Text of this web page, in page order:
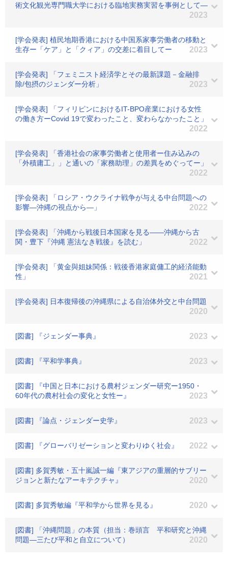
術文化観光専門職大学における臨地実務実習を事例として―
2023
[学会発表] 植民地期香港における中国系家事労働者の移動と
生存ー「ケア」と「クィア」の交差に着目してー
2023
[学会発表] 「フェミニスト経済学とその最新課題－金融排
除/包摂のジェンダー分析」
2023
[学会発表] 「フィリピンにおけるIT-BPO産業における女性
の働き方ーCovid 19で変わったこと、変わらなかったこと」
2022
[学会発表] 「香港社会の家事労働者と使用者ー住み込みの
「外積庸工」」と通いの「家務助理」の差異をめぐってー」
2022
[学会発表] 「ロシア・ウクライナ戦争が与える中台問題への
影響―沖縄の視点から―」
2022
[学会発表] 「沖縄から戦後日本国家を見る――沖縄から古
関・豊下『沖縄 憲法なき戦後』を読む」
2022
[学会発表] 「黄金與姐妹関係：戦後香港家庭傭工的経済能動
性」
2021
[学会発表] 日本復帰後の沖縄県による自治体外交と中台問題
2020
[図書] 『ジェンダー事典』 2023
[図書] 『平和学事典』 2023
[図書] 『中国と日本における農村ジェンダー研究ー1950・
60年代の農村社会の変化と女性ー』
2023
[図書] 『論点・ジェンダー史学』 2023
[図書] 『グローバリゼーションと変わりゆく社会』 2022
[図書] 多賀秀敏・五十嵐誠一編『東アジアの重層的サブリー
ジョンと新たなアーキテクチャ』
2020
[図書] 多賀秀敏編『平和学から世界を見る』 2020
[図書] 「沖縄問題」の本質（担当：巻頭言 平和研究と沖縄
問題―三たび平和と自立について）
2020